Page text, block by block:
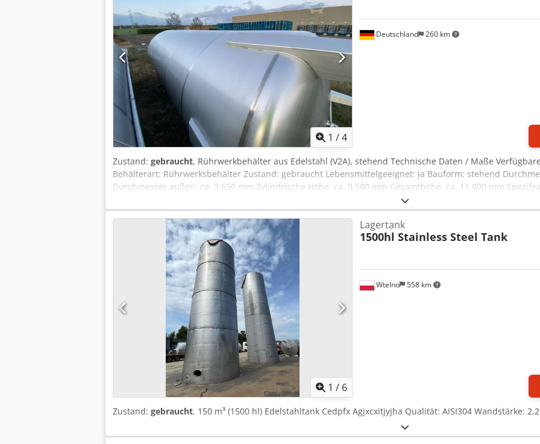
1 /4
Deutschland 260 km
Zustand: gebraucht, Rührwerkbehälter aus Edelstahl (V2A), stehend Technische Daten / Maße
Behälterart: Rührwerksbehälter Zustand: gebraucht Lebensmittelgeeignet: ja Bauform: stehend
Durchmesser außen: ca. 3.650 mm Zylindrische Höhe: ca. 9.500 mm Gesamthöhe: ca. 11.000 mm
Betriebsdruck: drucklos Material / Beschaffenheit Material Innenmantel: V2A (1.4301) Schweißnähte
Profilfüße Anzahl: 6 Befestigung: fest Füße höhenverstellbar Bodenart unten: Klöpperboden Bodenart:
Rührwerkflansch 1 x Füllstandmessung 2 x Kranöse 1 x Gewindestutzen DN 65 für CIP 1 x
Leiterhaken Mantel: 1 x Mannloch (340 x 440) mit Deckel 1 x Klarablaufstutzen 1 x Gewindestutzen DN
Probenahmeventil Diverse Kabelkanäle zum Oberboden Csdpfxsw Ibi Io Agyoha Unterboden: 1 x
(abgeschnitten) 1 x Stutzen für Füllstandmessung Rührwerk Rührwerk vorhanden Art des Rührwerks:
Anzahl der Rührwerkebenen: 3 Bodenlager für Rührwelle vorhanden Dokumentation Skizze
1 / 6
Wtelno 558 km
Lagertank
1500hl Stainless Steel Tank
Zustand: gebraucht, 150 m³ (1500 hl) Edelstahltank Cedpfx Agjxcxitjyjha Qualität: AISI304 Wandstärke: